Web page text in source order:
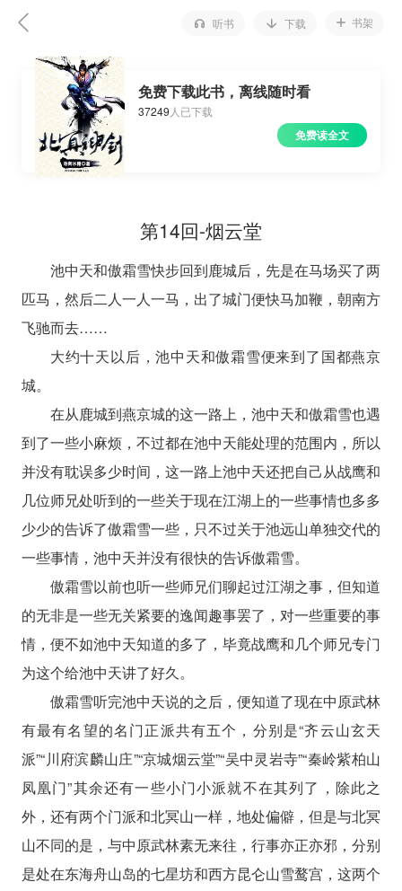
听书 下载 书架
免费下载此书，离线随时看
37249 人已下载
免费读全文
第14回-烟云堂
池中天和傲霜雪快步回到鹿城后，先是在马场买了两
匹马，然后二人一人一马，出了城门便快马加鞭，朝南方
飞驰而去……
大约十天以后，池中天和傲霜雪便来到了国都燕京
城。
在从鹿城到燕京城的这一路上，池中天和傲霜雪也遇
到了一些小麻烦，不过都在池中天能处理的范围内，所以
并没有耽误多少时间，这一路上池中天还把自己从战鹰和
几位师兄处听到的一些关于现在江湖上的一些事情也多多
少少的告诉了傲霜雪一些，只不过关于池远山单独交代的
一些事情，池中天并没有很快的告诉傲霜雪。
傲霜雪以前也听一些师兄们聊起过江湖之事，但知道
的无非是一些无关紧要的逸闻趣事罢了，对一些重要的事
情，便不如池中天知道的多了，毕竟战鹰和几个师兄专门
为这个给池中天讲了好久。
傲霜雪听完池中天说的之后，便知道了现在中原武林
有最有名望的名门正派共有五个，分别是“齐云山玄天
派”“川府滨麟山庄”“京城烟云堂”“吴中灵岩寺”“秦岭紫柏山
凤凰门”其余还有一些小门小派就不在其列了，除此之
外，还有两个门派和北冥山一样，地处偏僻，但是与北冥
山不同的是，与中原武林素无来往，行事亦正亦邪，分别
是处在东海舟山岛的七星坊和西方昆仑山雪鹜宫，这两个